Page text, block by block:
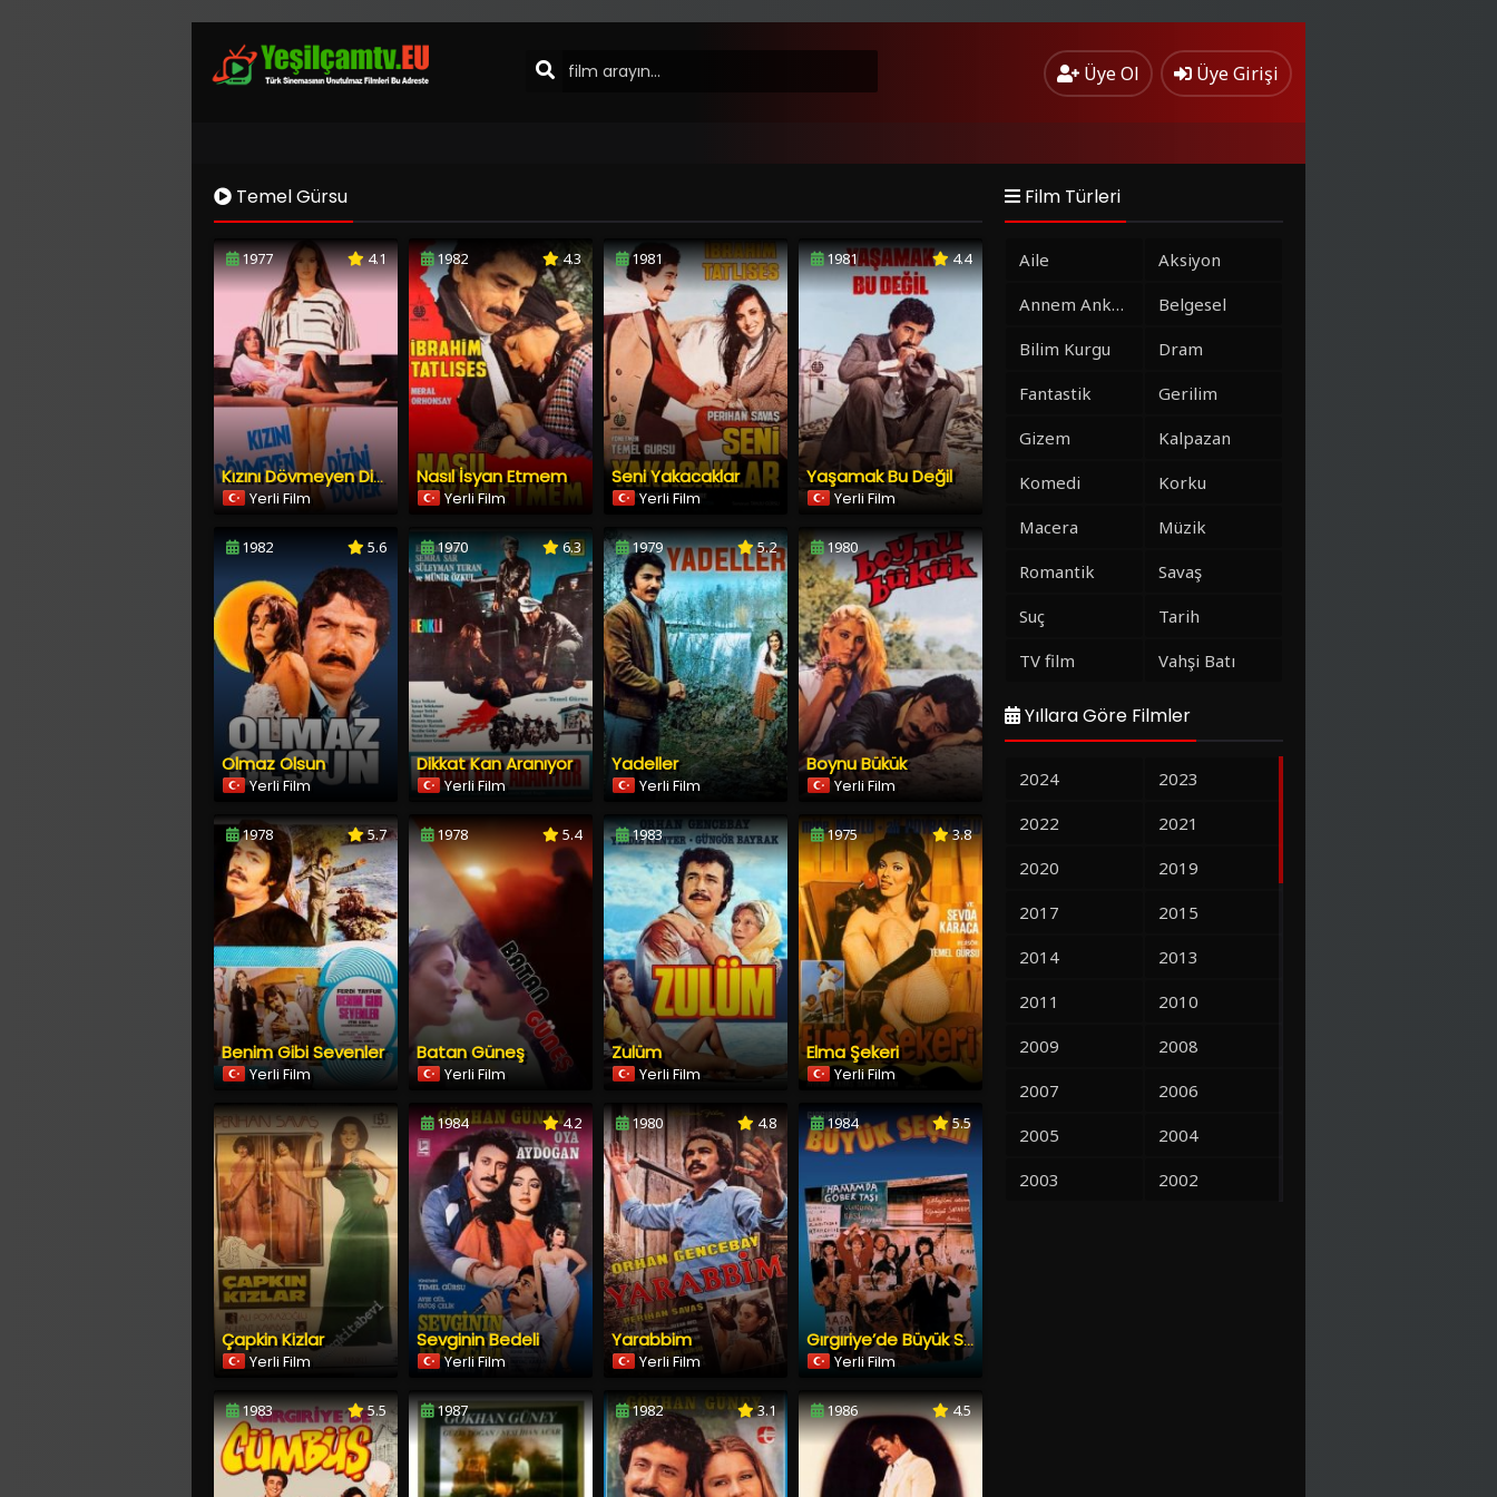
Üye Ol Üye Girişi
Temel Gürsu
1977 4.1
Kızını Dövmeyen Dizini Döver
Yerli Film
1982 4.3
Nasıl İsyan Etmem
Yerli Film
1981
Seni Yakacaklar
Yerli Film
1981 4.4
Yaşamak Bu Değil
Yerli Film
1982 5.6
Olmaz Olsun
Yerli Film
1970 6.3
Dikkat Kan Aranıyor
Yerli Film
1979 5.2
Yadeller
Yerli Film
1980
Boynu Bükük
Yerli Film
1978 5.7
Benim Gibi Sevenler
Yerli Film
1978 5.4
Batan Güneş
Yerli Film
1983
Zulüm
Yerli Film
1975 3.8
Elma Şekeri
Yerli Film
Çapkin Kizlar
Yerli Film
1984 4.2
Sevginin Bedeli
Yerli Film
1980 4.8
Yarabbim
Yerli Film
1984 5.5
Gırgıriye’de Büyük Seçim
Yerli Film
1983 5.5 1987 1982 3.1 1986 4.5
Film Türleri
Aile
Aksiyon
Annem Ankara
Belgesel
Bilim Kurgu
Dram
Fantastik
Gerilim
Gizem
Kalpazan
Komedi
Korku
Macera
Müzik
Romantik
Savaş
Suç
Tarih
TV film
Vahşi Batı
Yıllara Göre Filmler
2024
2023
2022
2021
2020
2019
2017
2015
2014
2013
2011
2010
2009
2008
2007
2006
2005
2004
2003
2002